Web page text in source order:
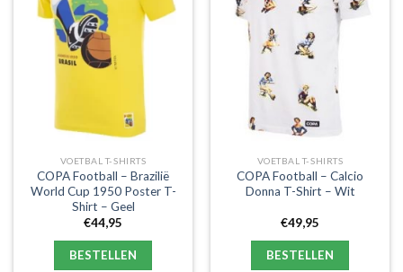
VOETBAL T-SHIRTS
COPA Football – Brazilië
World Cup 1950 Poster T-
Shirt – Geel
€44,95
BESTELLEN
VOETBAL T-SHIRTS
COPA Football – Calcio
Donna T-Shirt – Wit
€49,95
BESTELLEN